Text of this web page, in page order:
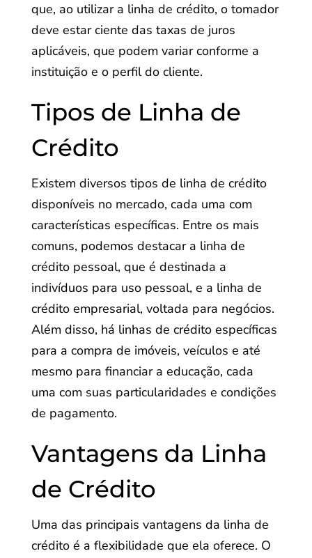
que, ao utilizar a linha de crédito, o tomador
deve estar ciente das taxas de juros
aplicáveis, que podem variar conforme a
instituição e o perfil do cliente.
Tipos de Linha de
Crédito
Existem diversos tipos de linha de crédito
disponíveis no mercado, cada uma com
características específicas. Entre os mais
comuns, podemos destacar a linha de
crédito pessoal, que é destinada a
indivíduos para uso pessoal, e a linha de
crédito empresarial, voltada para negócios.
Além disso, há linhas de crédito específicas
para a compra de imóveis, veículos e até
mesmo para financiar a educação, cada
uma com suas particularidades e condições
de pagamento.
Vantagens da Linha
de Crédito
Uma das principais vantagens da linha de
crédito é a flexibilidade que ela oferece. O